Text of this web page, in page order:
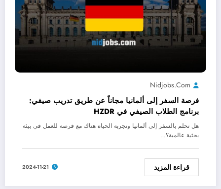
Nidjobs.com
فرصة السفر إلى ألمانيا مجاناً عن طريق تدريب صيفي:
برنامج الطلاب الصيفي في HZDR
هل تحلم بالسفر إلى ألمانيا وتجربة الحياة هناك مع فرصة للعمل في بيئة
بحثية عالمية؟…
قراءة المزيد 2024-11-21